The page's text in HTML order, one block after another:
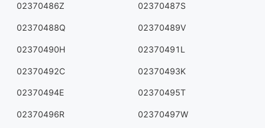
02370486Z 02370487S
02370488Q 02370489V
02370490H 02370491L
02370492C 02370493K
02370494E 02370495T
02370496R 02370497W